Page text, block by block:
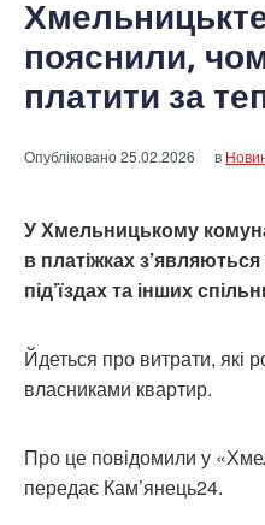
пояснили,
платити за
Опубліковано25.02.2026 в
У Хмельницькому
в платіжках
під’їздах та інших
Йдеться про витрати, які
власниками квартир.
Про це повідомили у
передає Кам’янець24.